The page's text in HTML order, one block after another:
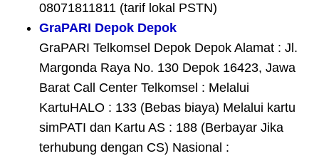
08071811811 (tarif lokal PSTN)
GraPARI Depok Depok
GraPARI Telkomsel Depok Depok Alamat : Jl.
Margonda Raya No. 130 Depok 16423, Jawa
Barat Call Center Telkomsel : Melalui
KartuHALO : 133 (Bebas biaya) Melalui kartu
simPATI dan Kartu AS : 188 (Berbayar Jika
terhubung dengan CS) Nasional :